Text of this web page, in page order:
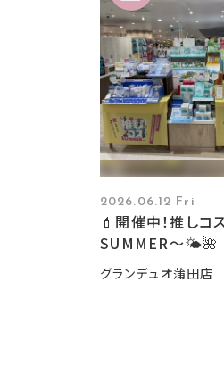
2026.06.12 Fri
💄開催中！推しコ
SUMMER〜🌤️🌺
グランデュオ蒲田店